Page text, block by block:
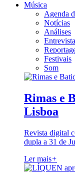
Música
Agenda
Notícias
Análises
Festivais
Som
Rimas e
Lisboa
Revista digital
dupla a 31 de Ju
Ler mais+